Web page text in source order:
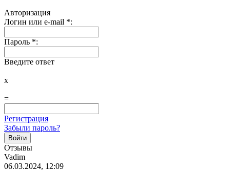
Авторизация
Логин или e-mail *:
Пароль *:
Введите ответ
x
=
Регистрация
Забыли пароль?
Отзывы
Vadim
06.03.2024, 12:09